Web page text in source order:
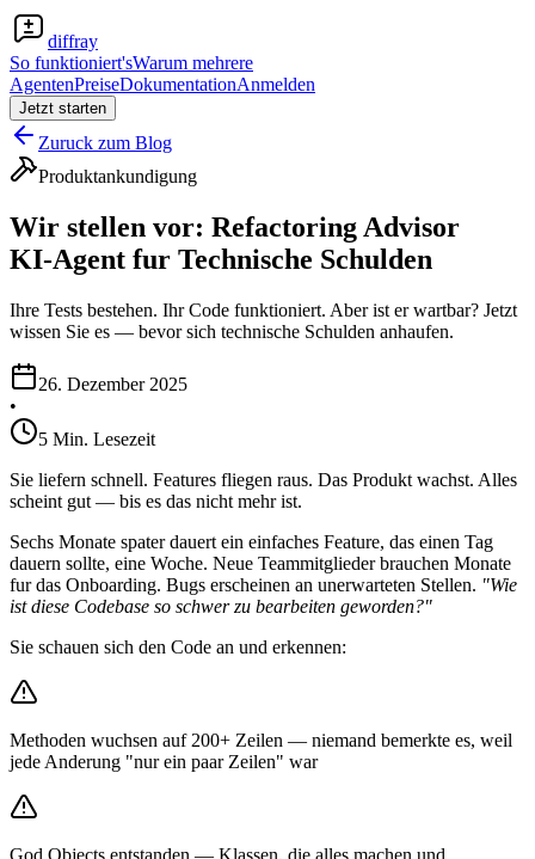
diffray
So funktioniert'sWarum mehrere
AgentenPreiseDokumentationAnmelden
Jetzt starten
Zuruck zum Blog
Produktankundigung
Wir stellen vor: Refactoring Advisor
KI-Agent fur Technische Schulden
Ihre Tests bestehen. Ihr Code funktioniert. Aber ist er wartbar? Jetzt
wissen Sie es — bevor sich technische Schulden anhaufen.
26. Dezember 2025
•
5 Min. Lesezeit
Sie liefern schnell. Features fliegen raus. Das Produkt wachst. Alles
scheint gut — bis es das nicht mehr ist.
Sechs Monate spater dauert ein einfaches Feature, das einen Tag
dauern sollte, eine Woche. Neue Teammitglieder brauchen Monate
fur das Onboarding. Bugs erscheinen an unerwarteten Stellen. "Wie
ist diese Codebase so schwer zu bearbeiten geworden?"
Sie schauen sich den Code an und erkennen:
Methoden wuchsen auf 200+ Zeilen — niemand bemerkte es, weil
jede Anderung "nur ein paar Zeilen" war
God Objects entstanden — Klassen, die alles machen und